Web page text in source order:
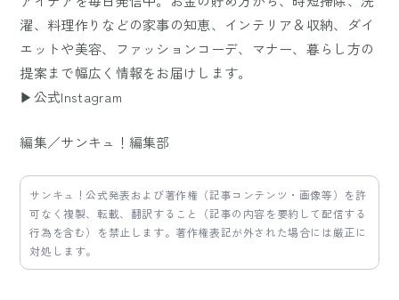
濯、料理作りなどの家事の知恵、インテリア＆収納、ダイ
エットや美容、ファッションコーデ、マナー、暮らし方の
提案まで幅広く情報をお届けします。
▶公式Instagram
編集／サンキュ！編集部
サンキュ！公式発表および著作権（記事コンテンツ・画像等）を許
可なく複製、転載、翻訳すること（記事の内容を要約して配信する
行為を含む）を禁止します。著作権表記が外された場合には厳正に
対処します。